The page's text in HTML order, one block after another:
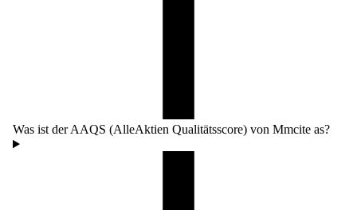
Was ist der AAQS (AlleAktien Qualitätsscore) von Mmcite as?